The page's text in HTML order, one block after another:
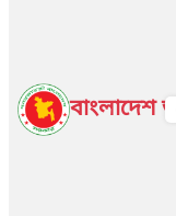
বাংলাদেশ